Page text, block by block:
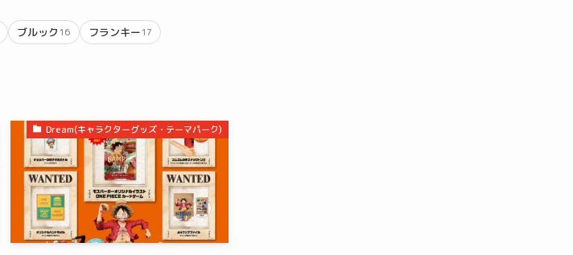
ブルック16 フランキー17
Dream(キャラクターグッズ・テーマパーク)